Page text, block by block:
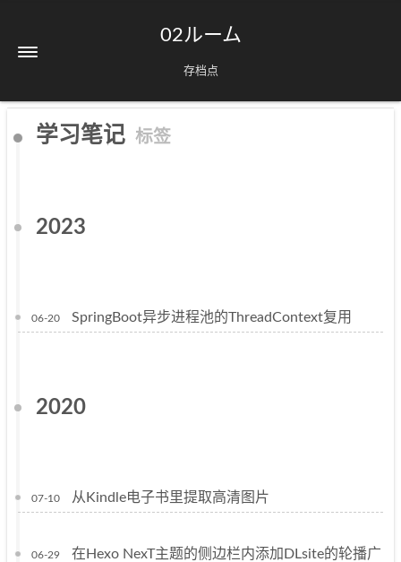
02ルーム
存档点
学习笔记 标签
2023
06-20 SpringBoot异步进程池的ThreadContext复用
2020
07-10 从Kindle电子书里提取高清图片
06-29
在Hexo NexT主题的侧边栏内添加DLsite的轮播广